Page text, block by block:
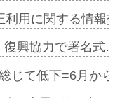
利用に関する情
復興協力で署名
じて低下=6月か